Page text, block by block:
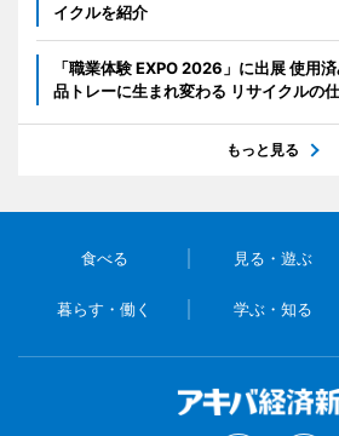
イクルを紹介
「職業体験 EXPO 2026」に出展 使用
品トレーに生まれ変わる リサイクルの
もっと見る
食べる 見る・遊ぶ
暮らす・働く 学ぶ・知る